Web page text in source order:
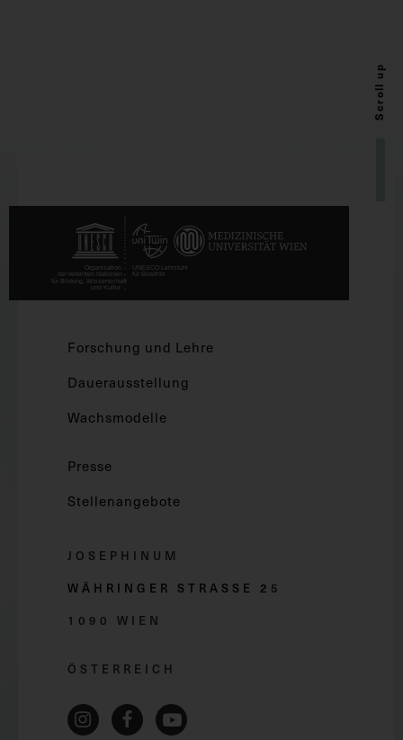
Scroll up
Forschung und Lehre
Dauerausstellung
Wachsmodelle
Presse
Stellenangebote
JOSEPHINUM
WÄHRINGER STRASSE 2 5
1090 WIEN
ÖSTERREICH